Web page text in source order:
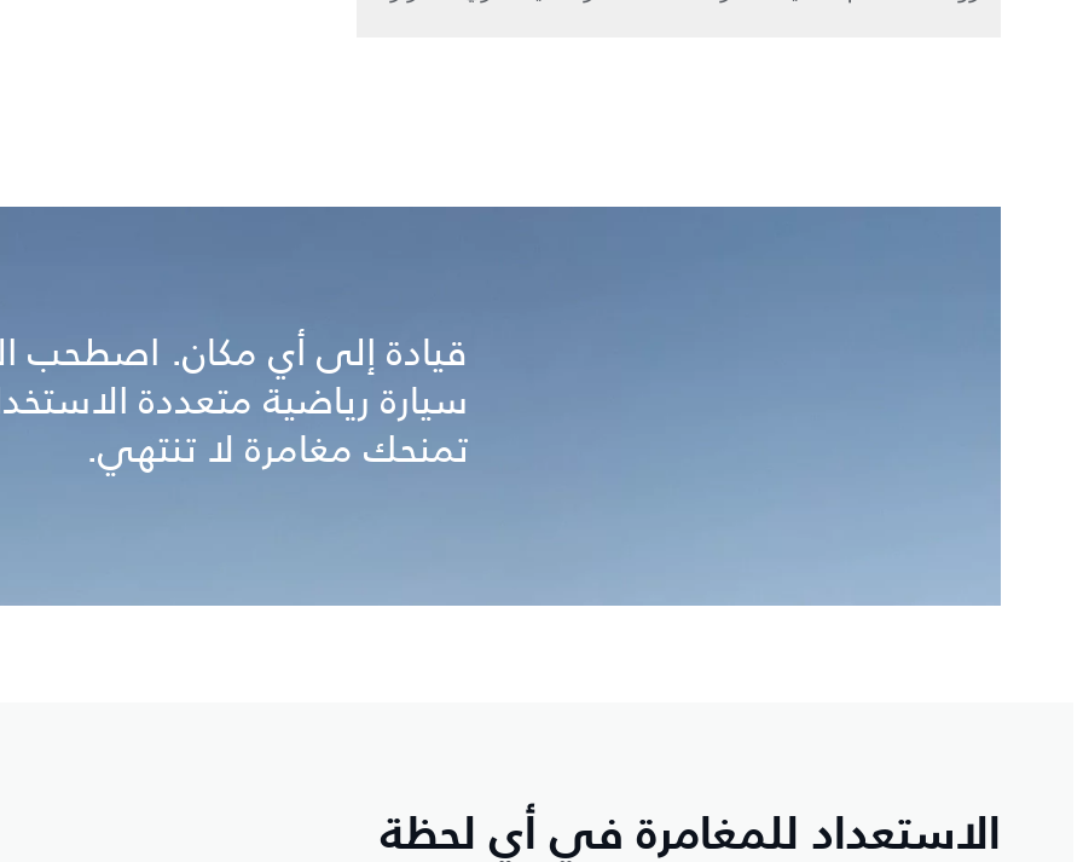
قيادة إلى أي مكان. اصطحب
سيارة رياضية متعددة
تمنحك مغامرة لا تنتهي.
الاستعداد للمغامرة في أي لحظة